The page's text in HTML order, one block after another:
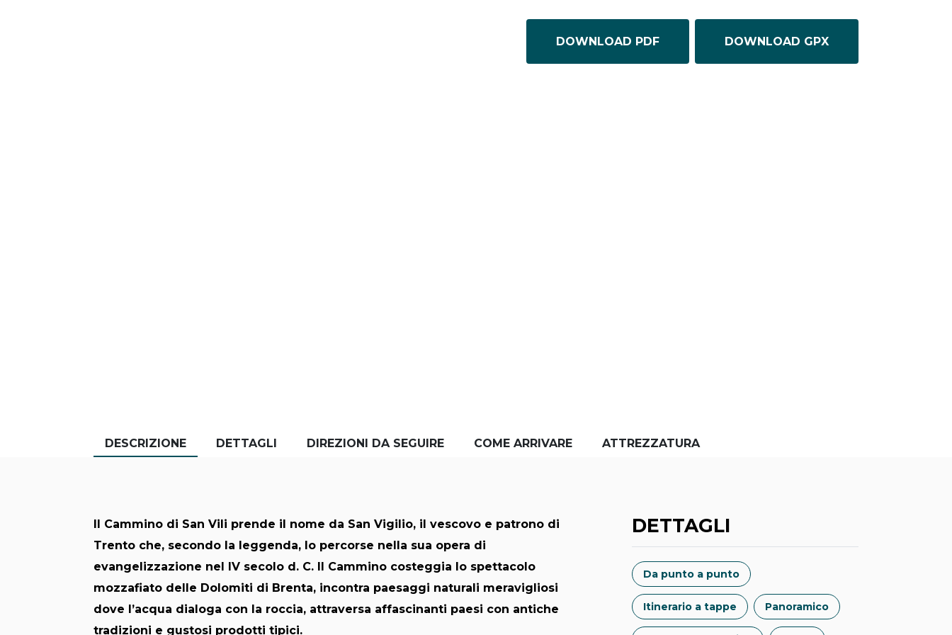
DOWNLOAD PDF DOWNLOAD GPX
DESCRIZIONE DETTAGLI DIREZIONI DA SEGUIRE COME ARRIVARE ATTREZZATURA
Il Cammino di San Vili prende il nome da San Vigilio, il vescovo e patrono di
Trento che, secondo la leggenda, lo percorse nella sua opera di
evangelizzazione nel IV secolo d. C. Il Cammino costeggia lo spettacolo
mozzafiato delle Dolomiti di Brenta, incontra paesaggi naturali meravigliosi
dove l’acqua dialoga con la roccia, attraversa affascinanti paesi con antiche
tradizioni e gustosi prodotti tipici.
DETTAGLI
Da punto a punto
Itinerario a tappe Panoramico